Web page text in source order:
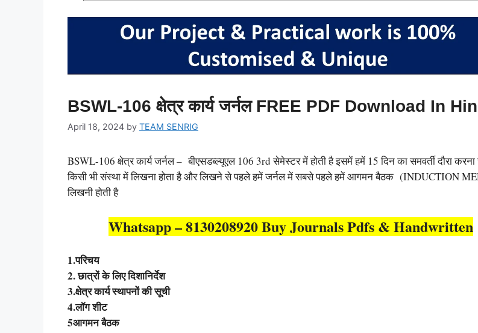
BSWL-106 क्षेत्र कार्य जर्नल FREE PDF Download In
April 18, 2024 by TEAM SENRIG
BSWL-106 क्षेत्र कार्य जर्नल – बीएसडब्ल्यूएल 106 3rd सेमेस्टर में होती है इसमें हमें 15 दिन का समवर्ती दौरा करना
किसी भी संस्था में लिखना होता है और लिखने से पहले हमें जर्नल में सबसे पहले हमें आगमन बैठक (INDUCTION
लिखनी होती है
Whatsapp – 8130208920 Buy Journals Pdfs & Handwritten
1.परिचय
2. छात्रों के लिए दिशानिर्देश
3.क्षेत्र कार्य स्थापनों की सूची
4.लॉग शीट
5आगमन बैठक